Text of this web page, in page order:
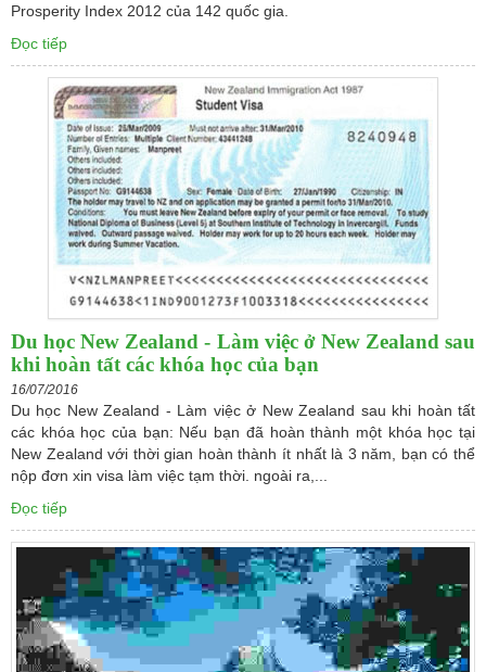
Prosperity Index 2012 của 142 quốc gia.
Đọc tiếp
Du học New Zealand - Làm việc ở New Zealand sau
khi hoàn tất các khóa học của bạn
16/07/2016
Du học New Zealand - Làm việc ở New Zealand sau khi hoàn tất
các khóa học của bạn: Nếu bạn đã hoàn thành một khóa học tại
New Zealand với thời gian hoàn thành ít nhất là 3 năm, bạn có thể
nộp đơn xin visa làm việc tạm thời. ngoài ra,...
Đọc tiếp